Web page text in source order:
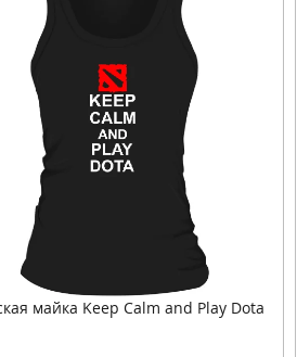
майка Keep Calm and Play Dota